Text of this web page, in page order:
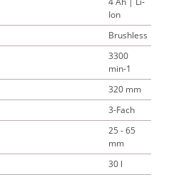
Ion
Brushless
3300
min-1
320 mm
3-Fach
25 - 65
mm
30 l